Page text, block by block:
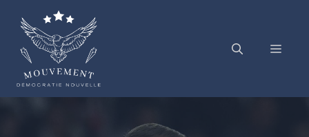
contenu
Menu